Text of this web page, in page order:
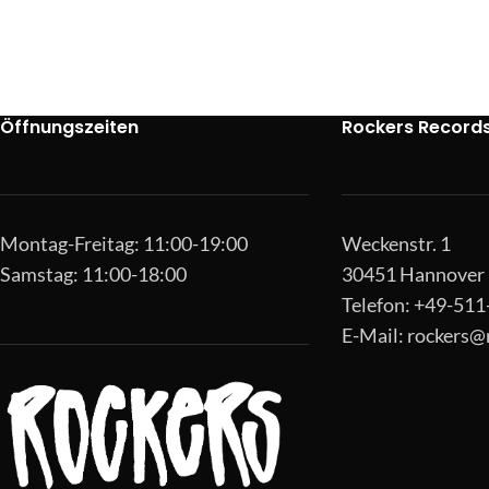
Öffnungszeiten
Montag-Freitag: 11:00-19:00
Samstag: 11:00-18:00
Rockers
Weckenstr. 1
30451 Hannover
Telefon: +49-
E-Mail: